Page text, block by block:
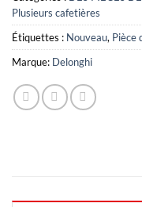
Plusieurs cafetières
Étiquettes : Nouveau, Pièce
Marque: Delonghi